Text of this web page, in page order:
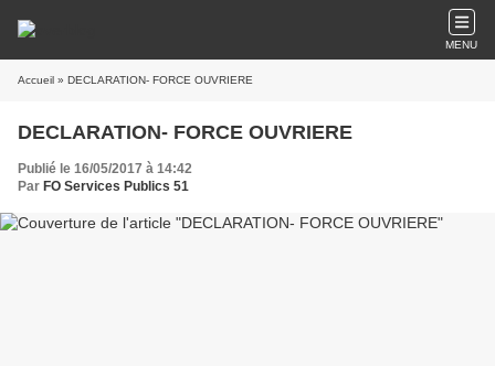
MENU
Accueil » DECLARATION- FORCE OUVRIERE
DECLARATION- FORCE OUVRIERE
Publié le 16/05/2017 à 14:42
Par FO Services Publics 51